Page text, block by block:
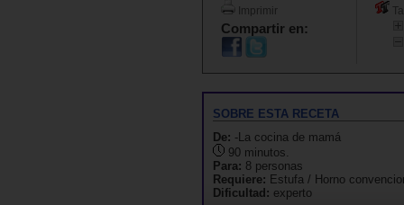
Imprimir
Compartir en:
SOBRE ESTA RECETA
De: -La cocina de mamá
90 minutos.
Para: 8 personas
Requiere: Estufa / Horno
Dificultad: experto